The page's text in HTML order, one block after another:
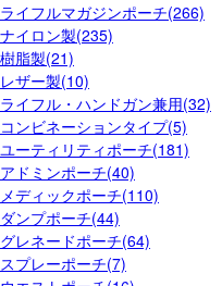
ライフルマガジンポーチ(266)
ナイロン製(235)
樹脂製(21)
レザー製(10)
ライフル・ハンドガン兼用(32)
コンビネーションタイプ(5)
ユーティリティポーチ(181)
アドミンポーチ(40)
メディックポーチ(110)
ダンプポーチ(44)
グレネードポーチ(64)
スプレーポーチ(7)